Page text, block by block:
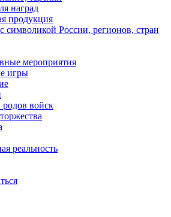
наград
продукция
символикой России, регионов, стран
мероприятия
игры
войск
реальность